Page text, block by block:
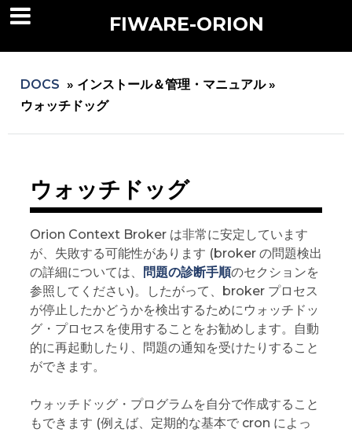
FIWARE-ORION
DOCS » インストール＆管理・マニュアル »
ウォッチドッグ
ウォッチドッグ
Orion Context Broker は非常に安定しています
が、失敗する可能性があります (broker の問題検出
の詳細については、
問題の診断手順のセクションを
参照してください)。したがって、broker プロセス
が停止したかどうかを検出するためにウォッチドッ
グ・プロセスを使用することをお勧めします。自動
的に再起動したり、問題の通知を受けたりすること
ができます。
ウォッチドッグ・プログラムを自分で作成すること
もできます (例えば、定期的な基本で cron によっ